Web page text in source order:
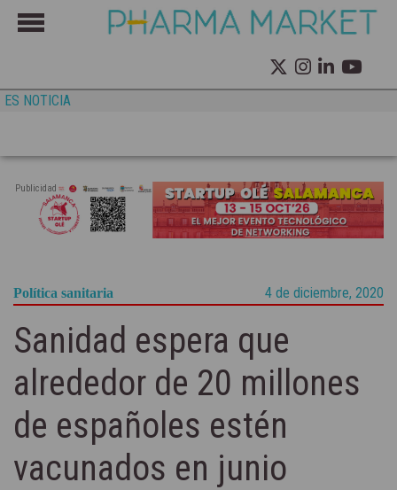
ES NOTICIA
Publicidad
Política sanitaria 4 de diciembre, 2020
Sanidad espera que
alrededor de 20 millones
de españoles estén
vacunados en junio